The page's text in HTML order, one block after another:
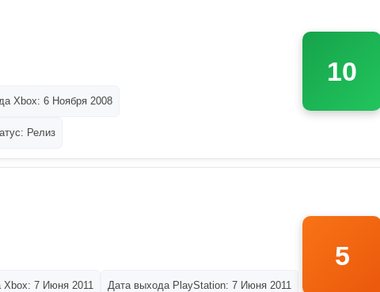
Xbox: 6 Ноября 2008
Релиз
10
Xbox: 7 Июня 2011 Дата выхода PlayStation: 7 Июня 2011
5